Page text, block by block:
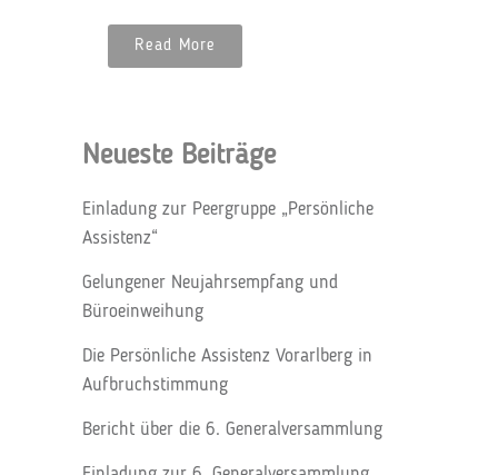
Read More
Neueste Beiträge
Einladung zur Peergruppe „Persönliche
Assistenz“
Gelungener Neujahrsempfang und
Büroeinweihung
Die Persönliche Assistenz Vorarlberg in
Aufbruchstimmung
Bericht über die 6. Generalversammlung